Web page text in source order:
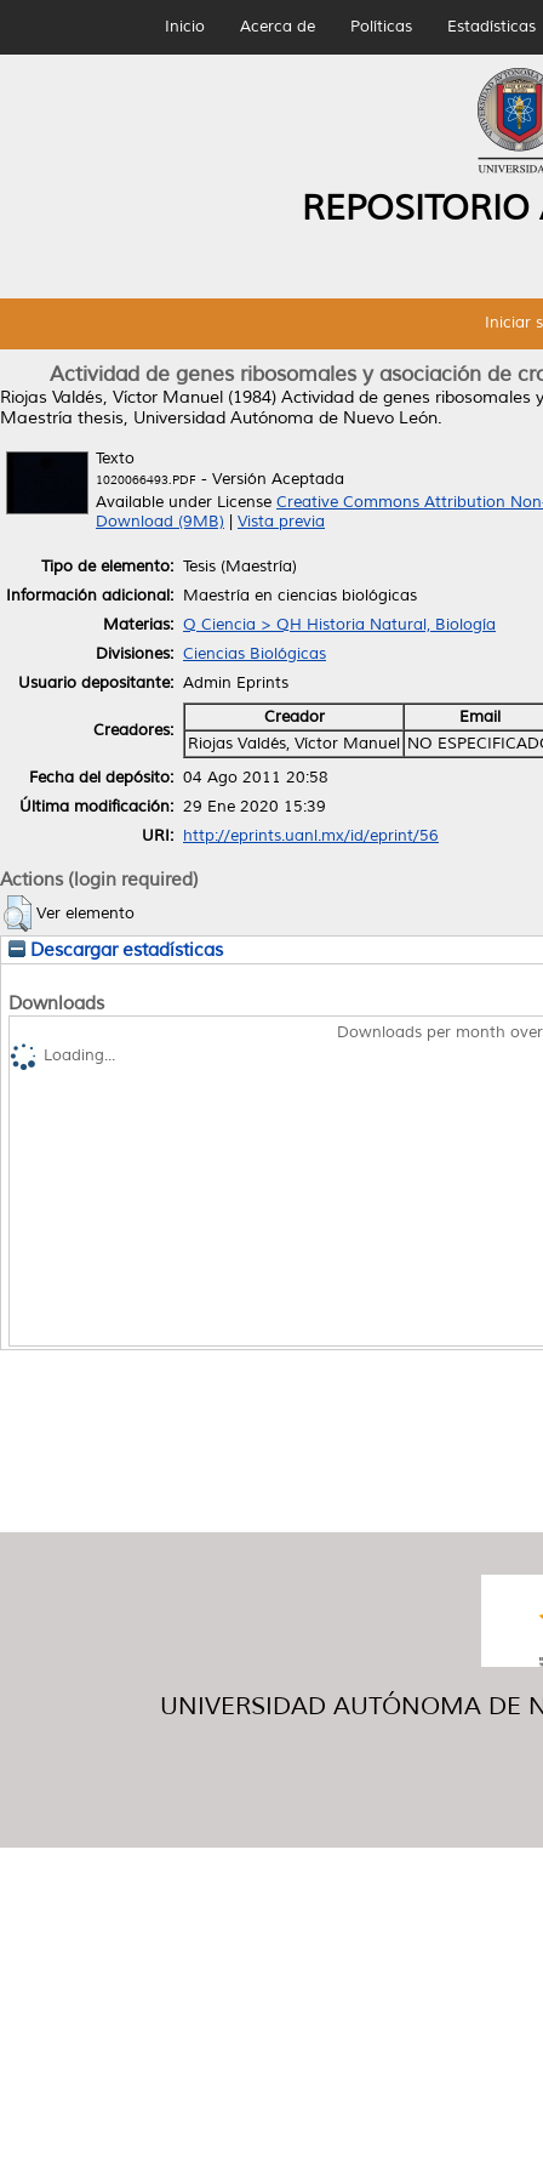
Inicio Acerca de Políticas Estadísticas
Iniciar
Actividad de genes ribosomales y asociación de
Riojas Valdés, Víctor Manuel (1984) Actividad de genes ribosomales
Maestría thesis, Universidad Autónoma de Nuevo León.
Texto
1020066493.PDF - Versión Aceptada
Available under License Creative Commons Attribution
Download (9MB)
Vista previa
Tipo de elemento: Tesis (Maestría)
Información adicional: Maestría en ciencias biológicas
Materias: Q Ciencia > QH Historia Natural, Biología
Divisiones: Ciencias Biológicas
Usuario depositante: Admin Eprints
Creadores:
Creador
Email
Riojas Valdés, Víctor Manuel NO
Fecha del depósito: 04 Ago 2011 20:58
Última modificación: 29 Ene 2020 15:39
URI: http://eprints.uanl.mx/id/eprint/56
Actions (login required)
Ver elemento
Descargar estadísticas
Downloads
Downloads per month
Loading...
UNIVERSIDAD AUTÓNOMA DE